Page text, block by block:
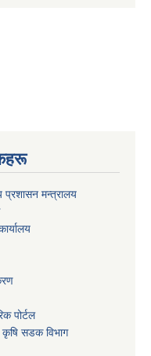
प्रशासन मन्त्रालय
पोर्टल
कृषि सडक विभाग